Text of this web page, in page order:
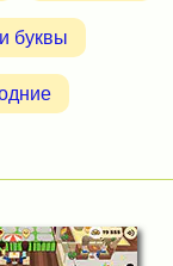
буквы